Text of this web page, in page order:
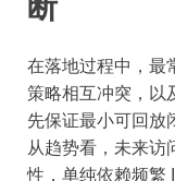
在落地过程中，最
策略相互冲突，以
先保证最小可回放
从趋势看，未来访
性，单纯依赖频繁